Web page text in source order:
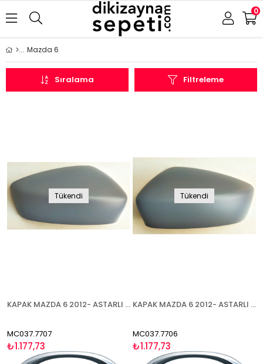
0
Mazda 6
Filtreleme
Sıralama
Tükendi
KAPAK MAZDA 6 2012- ASTARLI SAĞ
MC037.7707
₺1.177,73
Tükendi
KAPAK MAZDA 6 2012- ASTARLI SOL
MC037.7706
₺1.177,73